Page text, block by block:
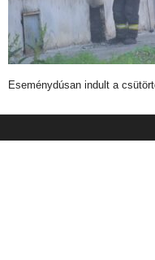
Eseménydúsan indult a